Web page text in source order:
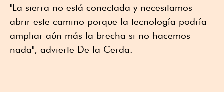
"La sierra no está conectada y necesitamos
abrir este camino porque la tecnología podría
ampliar aún más la brecha si no hacemos
nada", advierte De la Cerda.